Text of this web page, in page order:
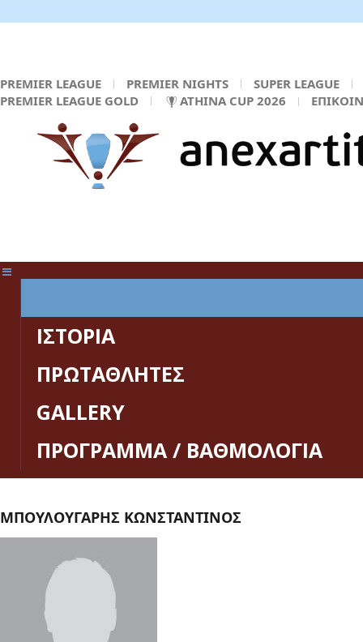
PREMIER LEAGUE PREMIER NIGHTS
SUPER LEAGUE
PREMIER LEAGUE GOLD
ATHINA CUP 2026
ΙΣΤΟΡΙΑ
ΠΡΩΤΑΘΛΗΤΕΣ
GALLERY
ΠΡΟΓΡΑΜΜΑ / ΒΑΘΜΟΛΟΓΙΑ
ΜΠΟΥΛΟΥΓΑΡΗΣ ΚΩΝΣΤΑΝΤΙΝΟΣ